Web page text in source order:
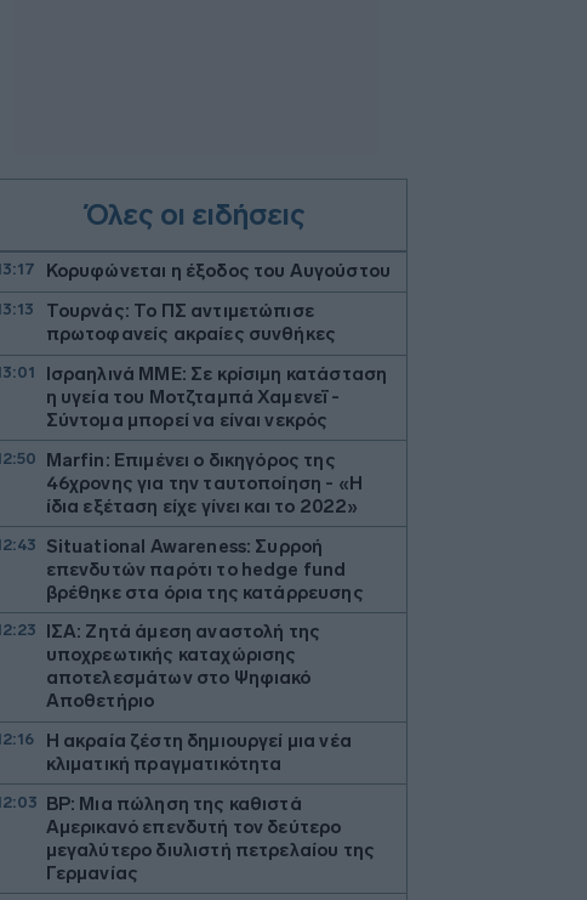
Όλες οι ειδήσεις
Κορυφώνεται η έξοδος του Αυγούστου
Τουρνάς: Το ΠΣ αντιμετώπισε
πρωτοφανείς ακραίες συνθήκες
Ισραηλινά ΜΜΕ: Σε κρίσιμη κατάσταση
η υγεία του Μοτζταμπά Χαμενεΐ -
Σύντομα μπορεί να είναι νεκρός
Marfin: Επιμένει ο δικηγόρος της
46χρονης για την ταυτοποίηση - «Η
ίδια εξέταση είχε γίνει και το 2022»
Situational Awareness: Συρροή
επενδυτών παρότι το hedge fund
βρέθηκε στα όρια της κατάρρευσης
ΙΣΑ: Ζητά άμεση αναστολή της
υποχρεωτικής καταχώρισης
αποτελεσμάτων στο Ψηφιακό
Αποθετήριο
Η ακραία ζέστη δημιουργεί μια νέα
κλιματική πραγματικότητα
BP: Μια πώληση της καθιστά
Αμερικανό επενδυτή τον δεύτερο
μεγαλύτερο διυλιστή πετρελαίου της
Γερμανίας